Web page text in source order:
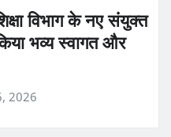
विभाग के नए संयुक्त
भव्य स्वागत और
2026